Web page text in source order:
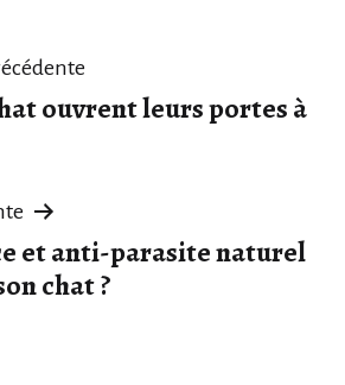
ouvrent leurs portes à
et anti-parasite naturel
chat ?